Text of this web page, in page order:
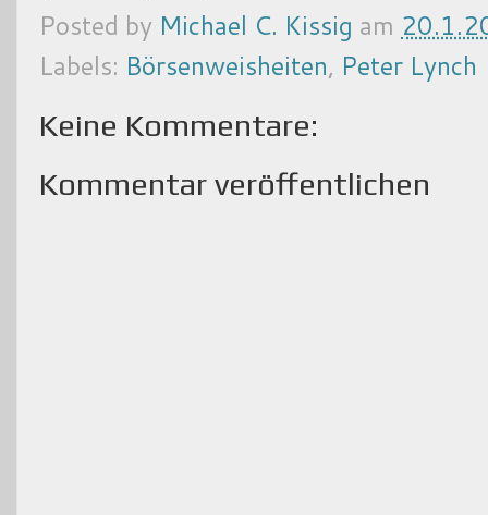
Posted by Michael C. Kissig am
Labels: Börsenweisheiten, Peter Lynch
Keine Kommentare:
Kommentar veröffentlichen